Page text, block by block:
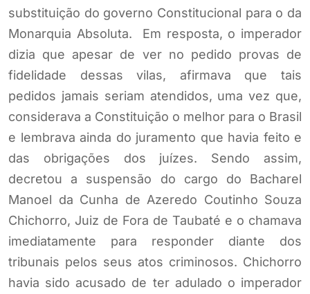
substituição do governo Constitucional para o da
Monarquia Absoluta. Em resposta, o imperador
dizia que apesar de ver no pedido provas de
fidelidade dessas vilas, afirmava que tais
pedidos jamais seriam atendidos, uma vez que,
considerava a Constituição o melhor para o Brasil
e lembrava ainda do juramento que havia feito e
das obrigações dos juízes. Sendo assim,
decretou a suspensão do cargo do Bacharel
Manoel da Cunha de Azeredo Coutinho Souza
Chichorro, Juiz de Fora de Taubaté e o chamava
imediatamente para responder diante dos
tribunais pelos seus atos criminosos. Chichorro
havia sido acusado de ter adulado o imperador